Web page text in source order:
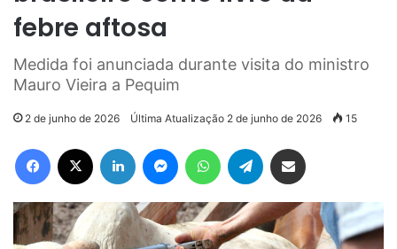
febre aftosa
Medida foi anunciada durante visita do ministro
Mauro Vieira a Pequim
2 de junho de 2026 Última Atualização 2 de junho de 2026 15